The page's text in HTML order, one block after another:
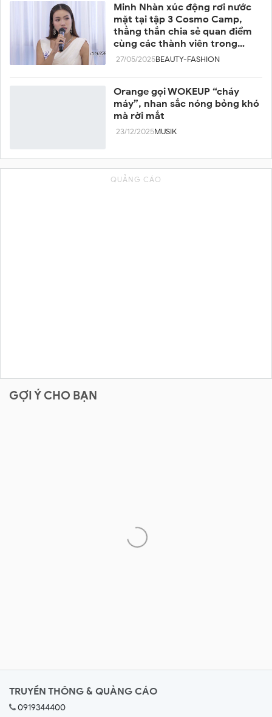
Minh Nhàn xúc động rơi nước
mặt tại tập 3 Cosmo Camp,
thẳng thắn chia sẻ quan điểm
cùng các thành viên trong
team
27/05/2025BEAUTY-FASHION
Orange gọi WOKEUP “cháy
máy”, nhan sắc nóng bỏng khó
mà rời mắt
23/12/2025MUSIK
GỢI Ý CHO BẠN
TRUYỀN THÔNG & QUẢNG CÁO
0919344400